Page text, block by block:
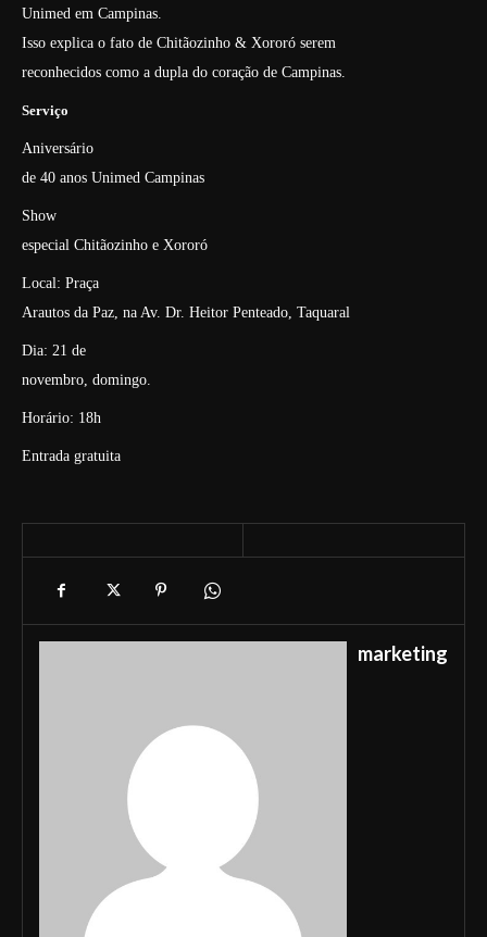
Unimed em Campinas.
Isso explica o fato de Chitãozinho & Xororó serem
reconhecidos como a dupla do coração de Campinas.
Serviço
Aniversário
de 40 anos Unimed Campinas
Show
especial Chitãozinho e Xororó
Local: Praça
Arautos da Paz, na Av. Dr. Heitor Penteado, Taquaral
Dia: 21 de
novembro, domingo.
Horário: 18h
Entrada gratuita
marketing